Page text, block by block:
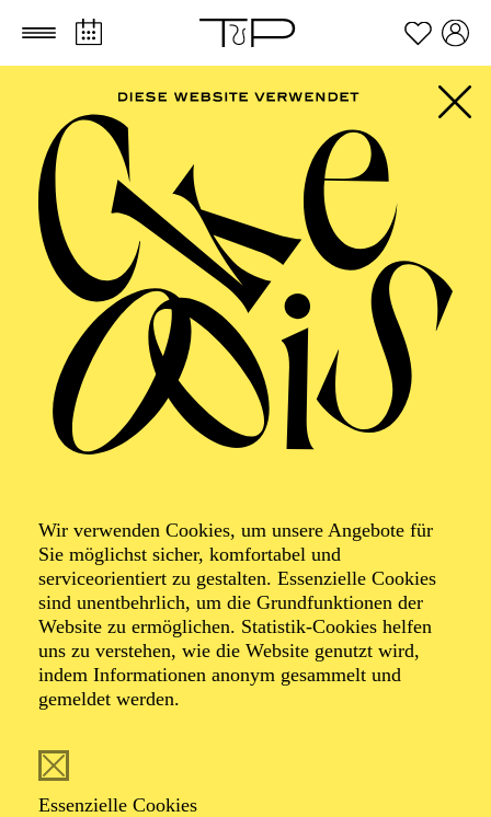
Zum Hauptinhalt springen Zum Footer springen
Wir verwenden Cookies, um unsere Angebote für
Sie möglichst sicher, komfortabel und
serviceorientiert zu gestalten. Essenzielle Cookies
sind unentbehrlich, um die Grundfunktionen der
Website zu ermöglichen. Statistik-Cookies helfen
uns zu verstehen, wie die Website genutzt wird,
indem Informationen anonym gesammelt und
gemeldet werden.
Essenzielle Cookies
AALTO MUSIKTHEATER
Hänsel und Gretel
Märchenspiel in drei Bildern von Engelbert
Humperdinck
Dichtung von Adelheid Wette
EINE BEZAUBERNDE MÄRCHENOPER